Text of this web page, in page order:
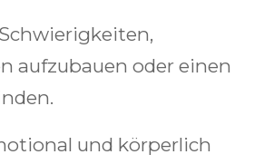
aufzubauen oder einen
und körperlich